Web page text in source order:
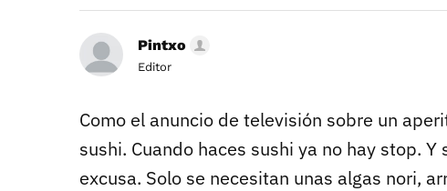
Pintxo
Editor
Como el anuncio de televisión sobre un
sushi. Cuando haces sushi ya no hay stop.
excusa. Solo se necesitan unas algas nori,